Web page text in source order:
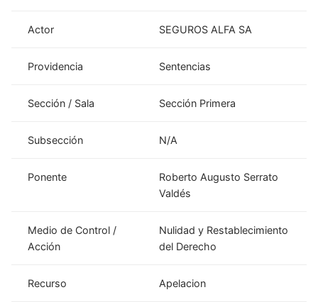
Actor SEGUROS ALFA SA
Providencia Sentencias
Sección / Sala Sección Primera
Subsección N/A
Ponente
Roberto Augusto Serrato
Valdés
Medio de Control /
Acción
Nulidad y Restablecimiento
del Derecho
Recurso Apelacion